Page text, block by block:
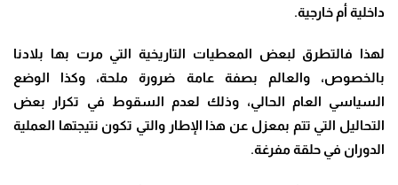
داخلية أم خارجية.
لهذا فالتطرق لبعض المعطيات التاريخية التي مرت بها بلادنا
بالخصوص، والعالم بصفة عامة ضرورة ملحة، وكذا الوضع
السياسي العام الحالي، وذلك لعدم السقوط في تكرار بعض
التحاليل التي تتم بمعزل عن هذا الإطار والتي تكون نتيجتها العملية
الدوران في حلقة مفرغة.